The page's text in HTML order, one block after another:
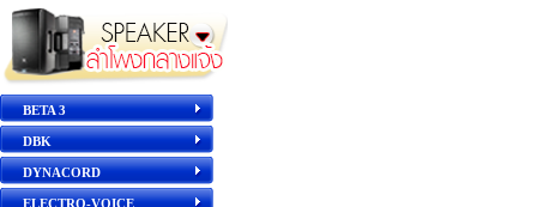
BETA 3
DBK
DYNACORD
ELECTRO-VOICE